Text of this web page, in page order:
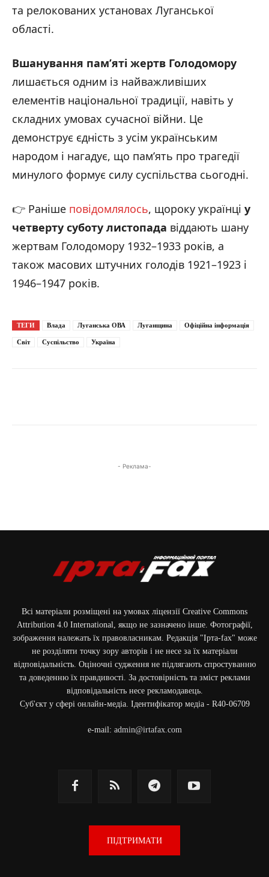
та релокованих установах Луганської
області.
Вшанування пам’яті жертв Голодомору
лишається одним із найважливіших
елементів національної традиції, навіть у
складних умовах сучасної війни. Це
демонструє єдність з усім українським
народом і нагадує, що пам’ять про трагедії
минулого формує силу суспільства сьогодні.
👉 Раніше повідомлялось, щороку українці у
четверту суботу листопада віддають шану
жертвам Голодомору 1932–1933 років, а
також масових штучних голодів 1921–1923 і
1946–1947 років.
ТЕГИ Влада Луганська ОВА Луганщина Офіційна інформація
Світ Суспільство Україна
- Реклама-
Всі матеріали розміщені на умовах ліцензії Creative Commons
Attribution 4.0 International, якщо не зазначено інше. Фотографії,
зображення належать їх правовласникам. Редакція "Ірта-fax" може
не розділяти точку зору авторів і не несе за їх матеріали
відповідальність. Оціночні судження не підлягають спростуванню
та доведенню їх правдивості. За достовірність та зміст реклами
відповідальність несе рекламодавець.
Cуб'єкт у сфері онлайн-медіа. Ідентифікатор медіа - R40-06709
e-mail: admin@irtafax.com
ПІДТРИМАТИ